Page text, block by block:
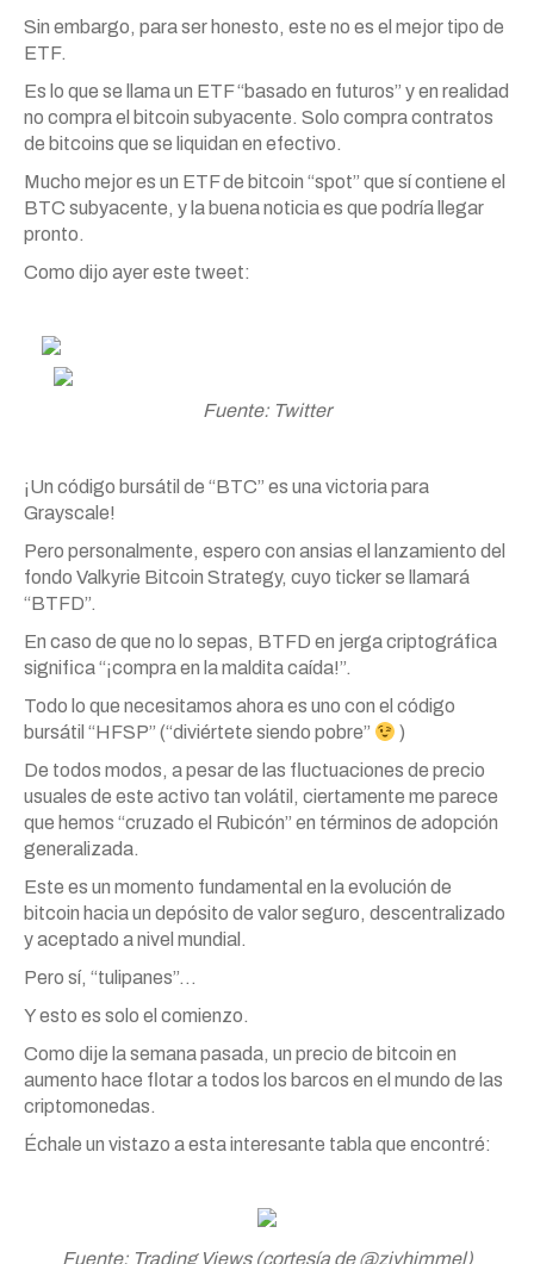
Sin embargo, para ser honesto, este no es el mejor tipo de
ETF.
Es lo que se llama un ETF “basado en futuros” y en realidad
no compra el bitcoin subyacente. Solo compra contratos
de bitcoins que se liquidan en efectivo.
Mucho mejor es un ETF de bitcoin “spot” que sí contiene el
BTC subyacente, y la buena noticia es que podría llegar
pronto.
Como dijo ayer este tweet:
Fuente: Twitter
¡Un código bursátil de “BTC” es una victoria para
Grayscale!
Pero personalmente, espero con ansias el lanzamiento del
fondo Valkyrie Bitcoin Strategy, cuyo ticker se llamará
“BTFD”.
En caso de que no lo sepas, BTFD en jerga criptográfica
significa “¡compra en la maldita caída!”.
Todo lo que necesitamos ahora es uno con el código
bursátil “HFSP” (“diviértete siendo pobre”
)
De todos modos, a pesar de las fluctuaciones de precio
usuales de este activo tan volátil, ciertamente me parece
que hemos “cruzado el Rubicón” en términos de adopción
generalizada.
Este es un momento fundamental en la evolución de
bitcoin hacia un depósito de valor seguro, descentralizado
y aceptado a nivel mundial.
Pero sí, “tulipanes”…
Y esto es solo el comienzo.
Como dije la semana pasada, un precio de bitcoin en
aumento hace flotar a todos los barcos en el mundo de las
criptomonedas.
Échale un vistazo a esta interesante tabla que encontré:
Fuente: Trading Views (cortesía de @zivhimmel)